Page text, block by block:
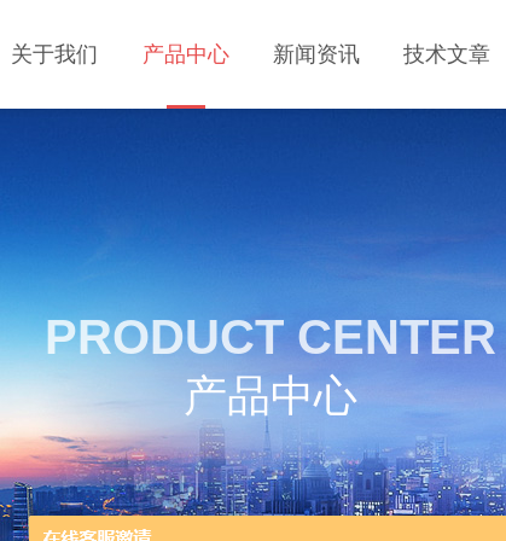
关于我们 产品中心 新闻资讯 技术文章
PRODUCT CENTER
产品中心